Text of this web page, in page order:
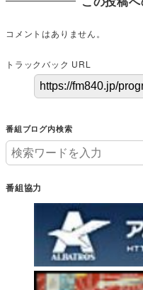
コメントはありません。
トラックバック URL
番組ブログ内検索
番組協力